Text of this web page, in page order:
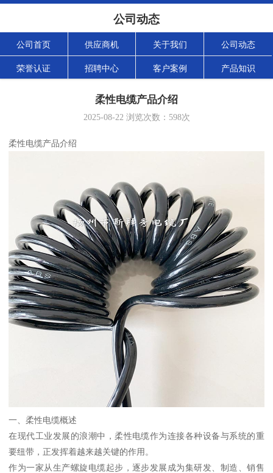
公司动态
公司首页 供应商机 关于我们 公司动态
荣誉认证 招聘中心 客户案例 产品知识
柔性电缆产品介绍
2025-08-22浏览次数： 598次
柔性电缆产品介绍
一、柔性电缆概述
在现代工业发展的浪潮中，柔性电缆作为连接各种设备与系统的重
要纽带，正发挥着越来越关键的作用。
作为一家从生产螺旋电缆起步，逐步发展成为集研发、制造、销售